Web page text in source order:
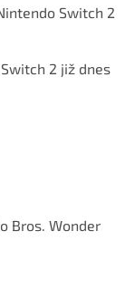
Switch 2
2 již dnes
Bros. Wonder